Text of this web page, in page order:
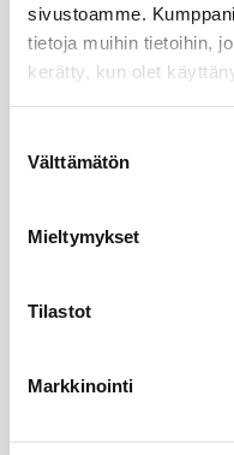
sivustoamme.
tietoja muihin tietoihin,
kerätty, kun olet
valinta
Välttämätön
Mieltymykset
Tilastot
Markkinointi